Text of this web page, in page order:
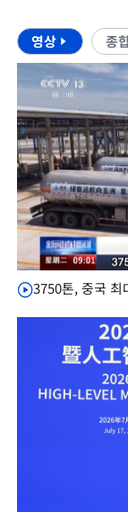
영상 종
3750톤, 중국 최